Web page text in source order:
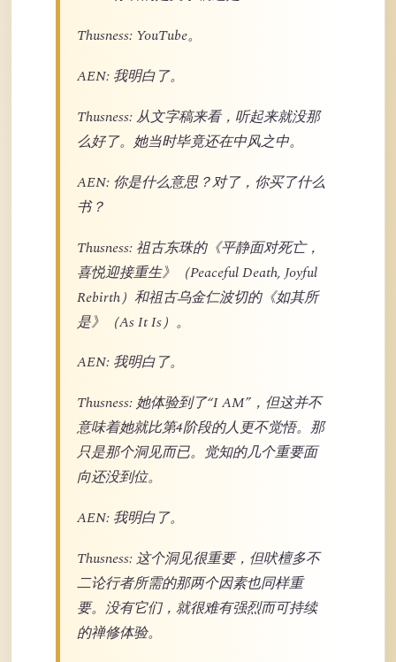
Thusness: YouTube。
AEN: 我明白了。
Thusness: 从文字稿来看，听起来就没那
么好了。她当时毕竟还在中风之中。
AEN: 你是什么意思？对了，你买了什么
书？
Thusness: 祖古东珠的《平静面对死亡，
喜悦迎接重生》（Peaceful Death, Joyful
Rebirth）和祖古乌金仁波切的《如其所
是》（As It Is）。
AEN: 我明白了。
Thusness: 她体验到了“I AM”，但这并不
意味着她就比第4阶段的人更不觉悟。那
只是那个洞见而已。觉知的几个重要面
向还没到位。
AEN: 我明白了。
Thusness: 这个洞见很重要，但吠檀多不
二论行者所需的那两个因素也同样重
要。没有它们，就很难有强烈而可持续
的禅修体验。